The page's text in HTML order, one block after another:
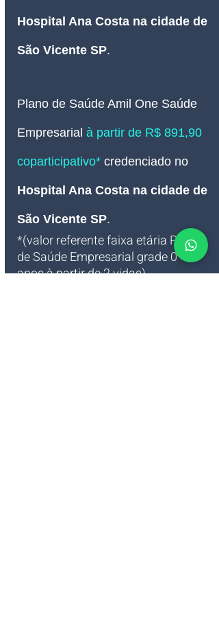
Hospital Ana Costa na cidade de
São Vicente SP.
Plano de Saúde Amil One Saúde
Empresarial à partir de R$ 891,90
coparticipativo* credenciado no
Hospital Ana Costa na cidade de
São Vicente SP.
*(valor referente faixa etária Plano
de Saúde Empresarial grade 0 - 18
anos à partir de 2 vidas)